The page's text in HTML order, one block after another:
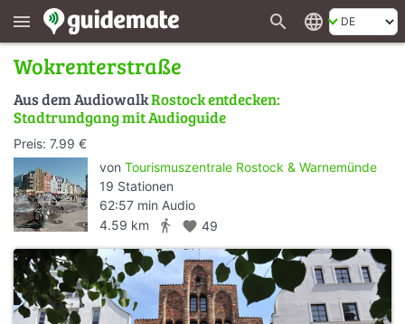
menu search language
Wokrenterstraße
Aus dem AudiowalkRostock entdecken:
Stadtrundgang mit Audioguide
Preis: 7.99 €
von Tourismuszentrale Rostock & Warnemünde
19 Stationen
62:57 min Audio
4.59 km
directions_walk favorite 49